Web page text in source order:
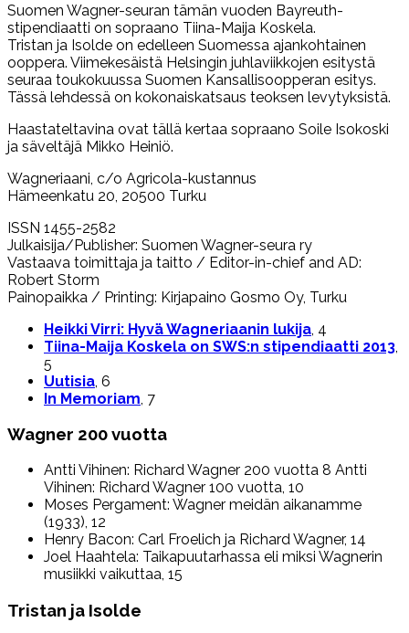
Suomen Wagner-seuran tämän vuoden Bayreuth-
stipendiaatti on sopraano Tiina-Maija Koskela.
Tristan ja Isolde on edelleen Suomessa ajankohtainen
ooppera. Viimekesäistä Helsingin juhlaviikkojen esitystä
seuraa toukokuussa Suomen Kansallisoopperan esitys.
Tässä lehdessä on kokonaiskatsaus teoksen levytyksistä.
Haastateltavina ovat tällä kertaa sopraano Soile Isokoski
ja säveltäjä Mikko Heiniö.
Wagneriaani, c/o Agricola-kustannus
Hämeenkatu 20, 20500 Turku
ISSN 1455-2582
Julkaisija/Publisher: Suomen Wagner-seura ry
Vastaava toimittaja ja taitto / Editor-in-chief and AD:
Robert Storm
Painopaikka / Printing: Kirjapaino Gosmo Oy, Turku
Heikki Virri: Hyvä Wagneriaanin lukija , 4
Tiina-Maija Koskela on SWS:n stipendiaatti 2013
5
Uutisia , 6
In Memoriam , 7
Wagner 200 vuotta
Antti Vihinen: Richard Wagner 200 vuotta 8 Antti
Vihinen: Richard Wagner 100 vuotta, 10
Moses Pergament: Wagner meidän aikanamme
(1933), 12
Henry Bacon: Carl Froelich ja Richard Wagner, 14
Joel Haahtela: Taikapuutarhassa eli miksi Wagnerin
musiikki vaikuttaa, 15
Tristan ja Isolde